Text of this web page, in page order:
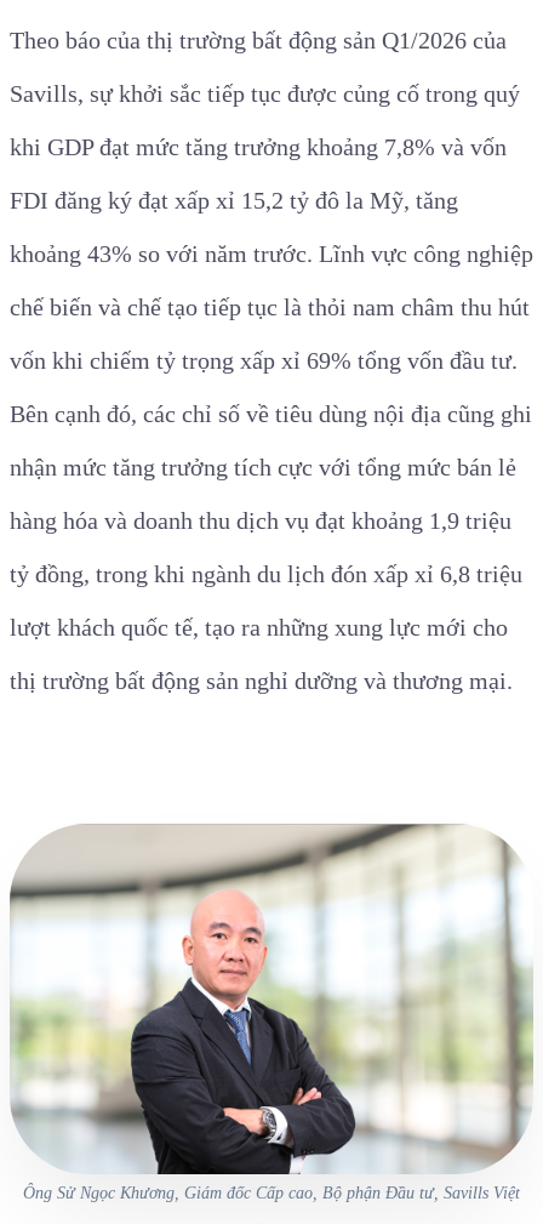
Theo báo của thị trường bất động sản Q1/2026 của
Savills, sự khởi sắc tiếp tục được củng cố trong quý
khi GDP đạt mức tăng trưởng khoảng 7,8% và vốn
FDI đăng ký đạt xấp xỉ 15,2 tỷ đô la Mỹ, tăng
khoảng 43% so với năm trước. Lĩnh vực công nghiệp
chế biến và chế tạo tiếp tục là thỏi nam châm thu hút
vốn khi chiếm tỷ trọng xấp xỉ 69% tổng vốn đầu tư.
Bên cạnh đó, các chỉ số về tiêu dùng nội địa cũng ghi
nhận mức tăng trưởng tích cực với tổng mức bán lẻ
hàng hóa và doanh thu dịch vụ đạt khoảng 1,9 triệu
tỷ đồng, trong khi ngành du lịch đón xấp xỉ 6,8 triệu
lượt khách quốc tế, tạo ra những xung lực mới cho
thị trường bất động sản nghỉ dưỡng và thương mại.
Ông Sử Ngọc Khương, Giám đốc Cấp cao, Bộ phận Đầu tư, Savills Việt